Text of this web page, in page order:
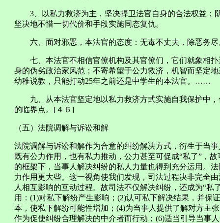
3、以私力救济为主，坚决捍卫法官自身的合法权益；
坚决地不惜一切代价和手段实施同态复仇。
六、面对邪恶，本法官的态度：无毒不丈夫，除恶务尽
七、本法官不相信官僚机构及其官僚们，它们就象相扑
身的伪劣政治家风范；不寄希望于公力救济，机智而坚定
幼稚说教，只能打动25年之前还是中学生的本法官。……
九、从本法官坚定地以私力救济方式实施自我保护中，
的临界点。[４６]
（五）法院调解与诉讼和解
法院调解与诉讼和解作为合意的纠纷解决方式，衍生于当
既有公力作用，也有私力推动，公力甚至可促成“私了”，
的框架下，当事人解决纠纷的私人力量也得到充分运用。
力作用更大些。这一视角使我们发现，司法过程决非完全
人相互影响的互动过程。故司法不仅解决纠纷，还成为“私
用：(1)对私下解纷产生影响；(2)认可私下解决结果，并保
本，使私下解纷可能性增加；(4)为当事人提供了解对方主
作为促使纠纷合理解决的中介者而行动；(6)适当引导当事